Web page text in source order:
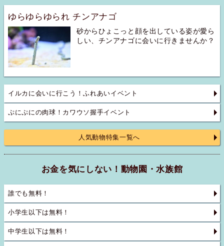
ゆらゆらゆられ チンアナゴ
砂からひょこっと顔を出している姿が愛ら
しい、チンアナゴに会いに行きませんか？
イルカに会いに行こう！ふれあいイベント
ぷにぷにの肉球！カワウソ握手イベント
人気動物特集一覧へ
お金を気にしない！動物園・水族館
誰でも無料！
小学生以下は無料！
中学生以下は無料！